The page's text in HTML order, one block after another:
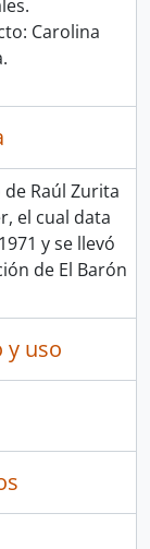
Carolina
Raúl Zurita
el cual data
y se llevó
de El Barón
y uso